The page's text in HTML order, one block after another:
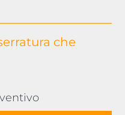
che